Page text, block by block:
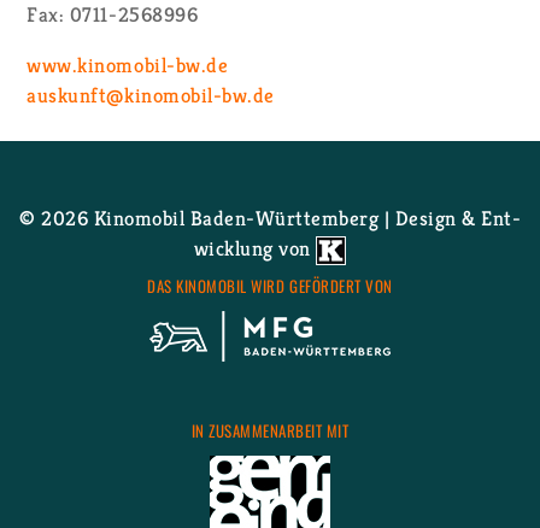
Fax: 0711-2568996
www.​kinomobil-​bw.​de
aus­kunft@​kinomobil-​bw.​de
© 2026 Ki­no­mo­bil Ba­den-Würt­tem­berg | De­sign & Ent­
wick­lung von
DAS KI­NO­MO­BIL WIRD GE­FÖR­DERT VON
IN ZU­SAM­MEN­AR­BEIT MIT